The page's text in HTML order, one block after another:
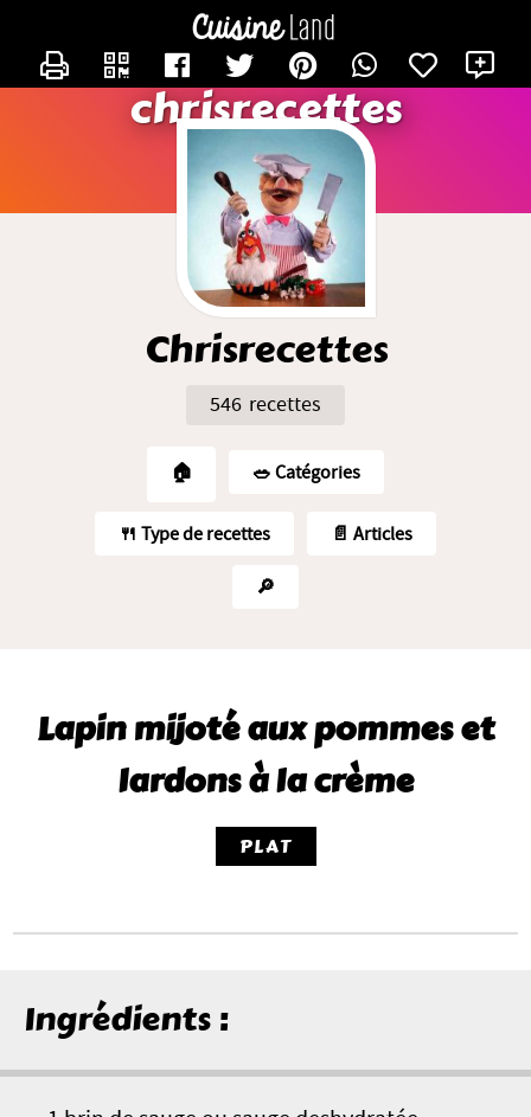
chrisrecettes
Chrisrecettes
546 recettes
🏠 🥗️ Catégories
🍴 Type de recettes 📄 Articles
🔎
Lapin mijoté aux pommes et
lardons à la crème
PLAT
Ingrédients :
CONTACTER CHRISRECETTES